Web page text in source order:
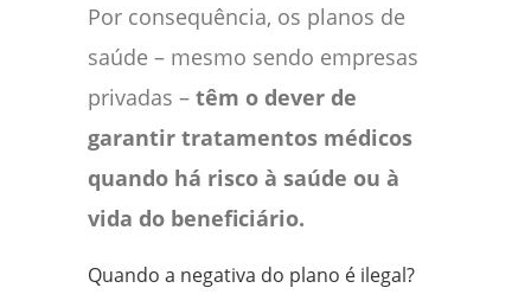
Por consequência, os planos de
saúde – mesmo sendo empresas
privadas – têm o dever de
garantir tratamentos médicos
quando há risco à saúde ou à
vida do beneficiário.
Quando a negativa do plano é ilegal?